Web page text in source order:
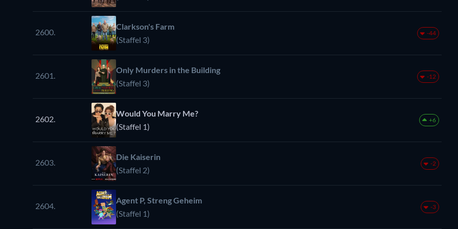
2600.
Clarkson's Farm
(Staffel 3)
-44
2601.
Only Murders in the Building
(Staffel 3)
-12
2602.
Would You Marry Me?
(Staffel 1)
+6
2603.
Die Kaiserin
(Staffel 2)
-2
2604.
Agent P, Streng Geheim
(Staffel 1)
-3